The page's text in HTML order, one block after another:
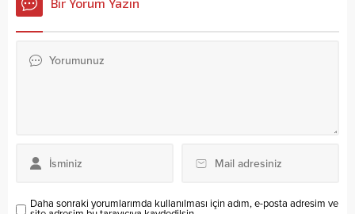
Bir Yorum Yazın
Daha sonraki yorumlarımda kullanılması için adım, e-posta adresim ve